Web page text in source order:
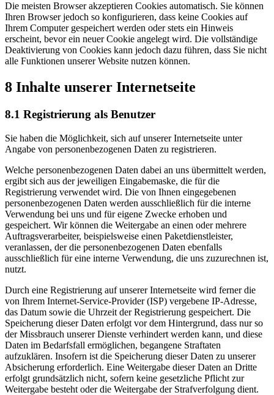
Die meisten Browser akzeptieren Cookies automatisch. Sie können
Ihren Browser jedoch so konfigurieren, dass keine Cookies auf
Ihrem Computer gespeichert werden oder stets ein Hinweis
erscheint, bevor ein neuer Cookie angelegt wird. Die vollständige
Deaktivierung von Cookies kann jedoch dazu führen, dass Sie nicht
alle Funktionen unserer Website nutzen können.
8 Inhalte unserer Internetseite
8.1 Registrierung als Benutzer
Sie haben die Möglichkeit, sich auf unserer Internetseite unter
Angabe von personenbezogenen Daten zu registrieren.
Welche personenbezogenen Daten dabei an uns übermittelt werden,
ergibt sich aus der jeweiligen Eingabemaske, die für die
Registrierung verwendet wird. Die von Ihnen eingegebenen
personenbezogenen Daten werden ausschließlich für die interne
Verwendung bei uns und für eigene Zwecke erhoben und
gespeichert. Wir können die Weitergabe an einen oder mehrere
Auftragsverarbeiter, beispielsweise einen Paketdienstleister,
veranlassen, der die personenbezogenen Daten ebenfalls
ausschließlich für eine interne Verwendung, die uns zuzurechnen ist,
nutzt.
Durch eine Registrierung auf unserer Internetseite wird ferner die
von Ihrem Internet-Service-Provider (ISP) vergebene IP-Adresse,
das Datum sowie die Uhrzeit der Registrierung gespeichert. Die
Speicherung dieser Daten erfolgt vor dem Hintergrund, dass nur so
der Missbrauch unserer Dienste verhindert werden kann, und diese
Daten im Bedarfsfall ermöglichen, begangene Straftaten
aufzuklären. Insofern ist die Speicherung dieser Daten zu unserer
Absicherung erforderlich. Eine Weitergabe dieser Daten an Dritte
erfolgt grundsätzlich nicht, sofern keine gesetzliche Pflicht zur
Weitergabe besteht oder die Weitergabe der Strafverfolgung dient.